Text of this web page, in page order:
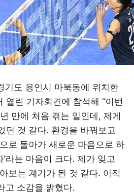
기도 용인시 마북동에 위치한
열린 기자회견에 참석해 “이번
만에 처음 겪는 일인데, 제게
던 것 같다. 환경을 바꿔보고
로 돌아가 새로운 마음으로 하
’라는 마음이 크다. 제가 잊고
보는 계기가 된 것 같다. 이적
고 소감을 밝혔다.